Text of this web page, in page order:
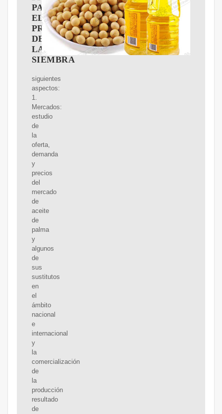
PARA
EL
PROYECTO
DE
LA
SIEMBRA
siguientes
aspectos:
1.
Mercados:
estudio
de
la
oferta,
demanda
y
precios
del
mercado
de
aceite
de
palma
y
algunos
de
sus
sustitutos
en
el
ámbito
nacional
e
internacional
y
la
comercialización
de
la
producción
resultado
de